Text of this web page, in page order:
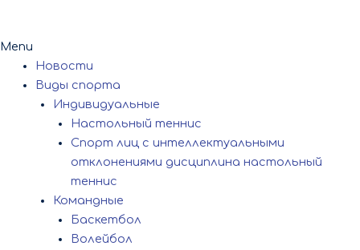
Menu
Новости
Виды спорта
Индивидуальные
Настольный теннис
Спорт лиц с интеллектуальными
отклонениями дисциплина настольный
теннис
Командные
Баскетбол
Волейбол